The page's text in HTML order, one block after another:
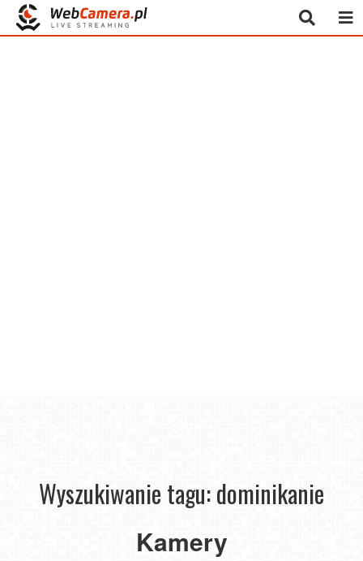
Wyszukiwanie tagu: dominikanie
Kamery